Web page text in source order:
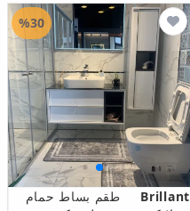
Brillant
طقم بساط حمام
%30